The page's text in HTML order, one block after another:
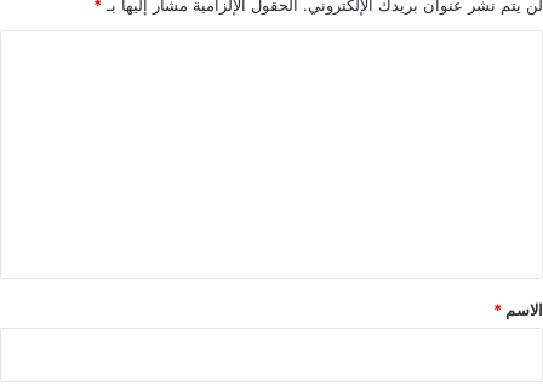
لن يتم نشر عنوان بريدك الإلكتروني. الحقول الإلزامية مشار إليها بـ *
*
الاسم *